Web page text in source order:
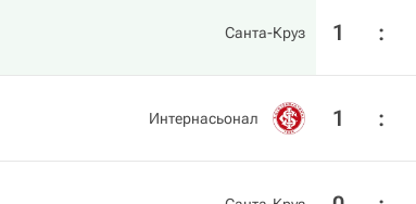
Санта-Круз 1 :
Интернасьонал 1 :